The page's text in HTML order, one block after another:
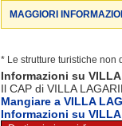
MAGGIORI
* Le strutture turistiche non
Informazioni su
Il CAP di VILLA
Mangiare a VILLA
Informazioni su